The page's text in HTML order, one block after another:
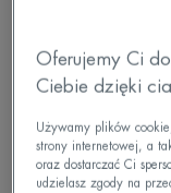
5 wyniki
Oferujemy Ci
Ciebie dzięki
Używamy plików
strony internetowej, a
oraz dostarczać Ci
udzielasz zgody na